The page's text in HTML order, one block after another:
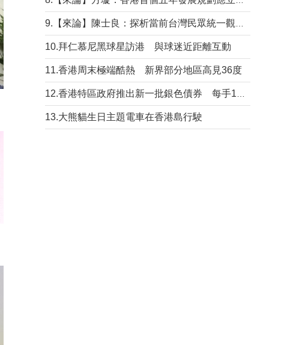
10.拜仁慕尼黑球星訪港 與球迷近距離互動
11.香港周末極端酷熱 新界部分地區高見36度
13.大熊貓生日主題電車在香港島行駛